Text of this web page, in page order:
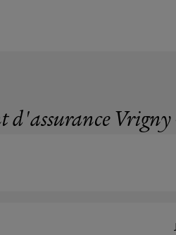
d'assurance Vrigny